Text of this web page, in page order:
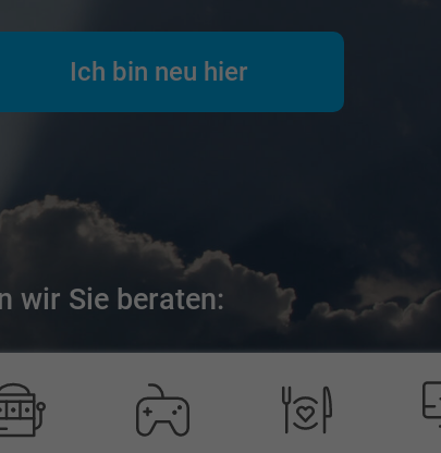
Ich bin neu hier
wir Sie beraten: